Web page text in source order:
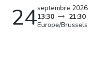
24septembre 2026
13:30
21:30
Europe/Brussels